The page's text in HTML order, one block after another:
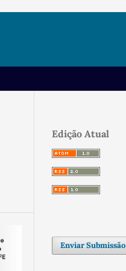
Edição Atual
Enviar Submissão